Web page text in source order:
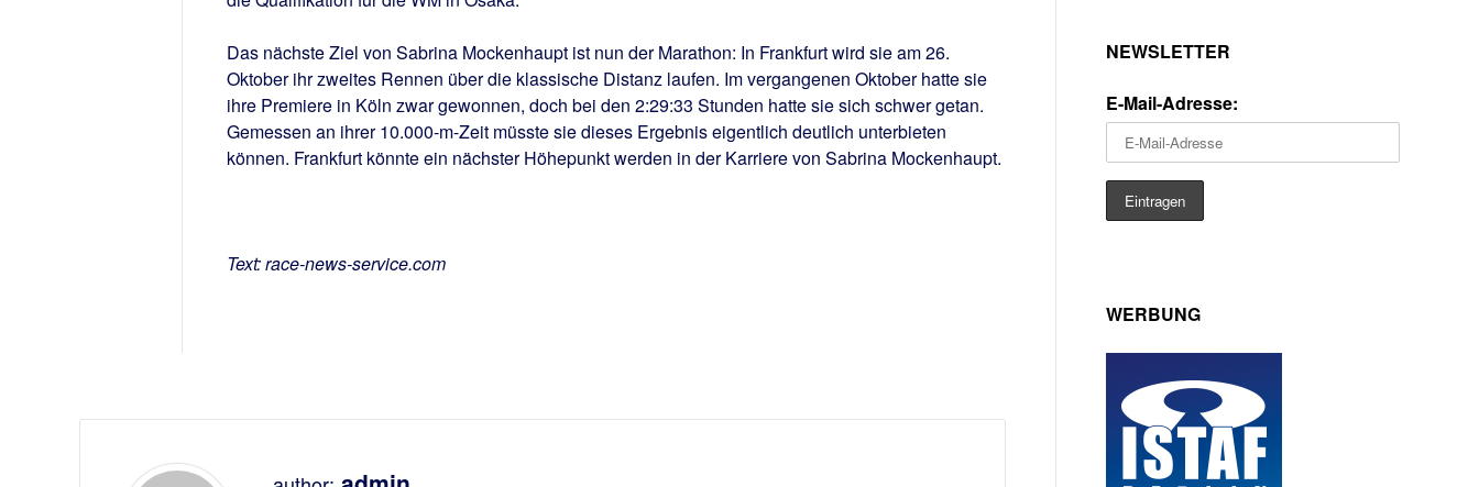
Das nächste Ziel von Sabrina Mockenhaupt ist nun der Marathon: In Frankfurt wird sie am 26.
Oktober ihr zweites Rennen über die klassische Distanz laufen. Im vergangenen Oktober hatte sie
ihre Premiere in Köln zwar gewonnen, doch bei den 2:29:33 Stunden hatte sie sich schwer getan.
Gemessen an ihrer 10.000-m-Zeit müsste sie dieses Ergebnis eigentlich deutlich unterbieten
können. Frankfurt könnte ein nächster Höhepunkt werden in der Karriere von Sabrina Mockenhaupt.
Text: race-news-service.com
NEWSLETTER
E-Mail-Adresse:
WERBUNG